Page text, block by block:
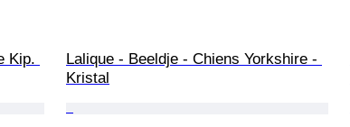
Lalique - Beeldje - Chiens Yorkshire -
Kristal